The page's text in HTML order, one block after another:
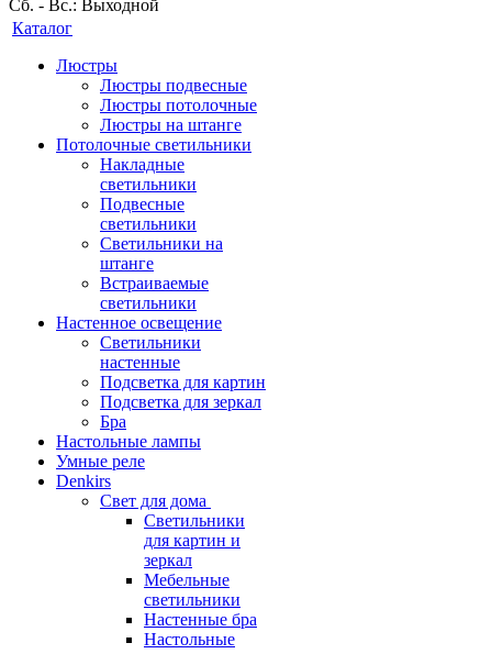
Сб. - Вс.: Выходной
Каталог
Люстры
Люстры подвесные
Люстры потолочные
Люстры на штанге
Потолочные светильники
Накладные
светильники
Подвесные
светильники
Светильники на
штанге
Встраиваемые
светильники
Настенное освещение
Светильники
настенные
Подсветка для картин
Подсветка для зеркал
Бра
Настольные лампы
Умные реле
Denkirs
Свет для дома
Светильники
для картин и
зеркал
Мебельные
светильники
Настенные бра
Настольные